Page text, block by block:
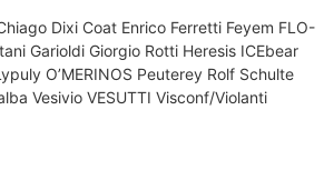
Dixi Coat Enrico Ferretti Feyem FLO-
Garioldi Giorgio Rotti Heresis ICEbear
O’MERINOS Peuterey Rolf Schulte
Vesivio VESUTTI Visconf/Violanti